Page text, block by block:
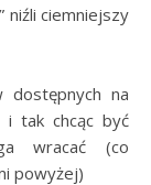
niźli ciemniejszy
dostępnych na
i tak chcąc być
wracać (co
powyżej)